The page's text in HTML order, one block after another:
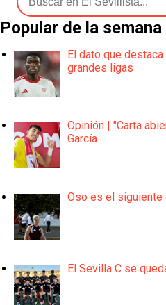
Popular de la semana
El dato que
grandes ligas
Opinión | "Carta
García
Oso es el siguiente
El Sevilla C se